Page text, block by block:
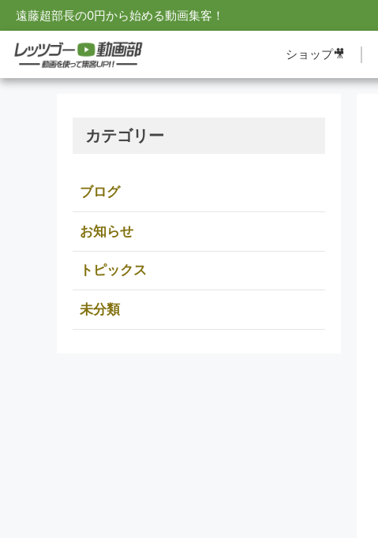
遠藤超部長の0円から始める動画集客！
ショップ🎥
カテゴリー
ブログ
お知らせ
トピックス
未分類